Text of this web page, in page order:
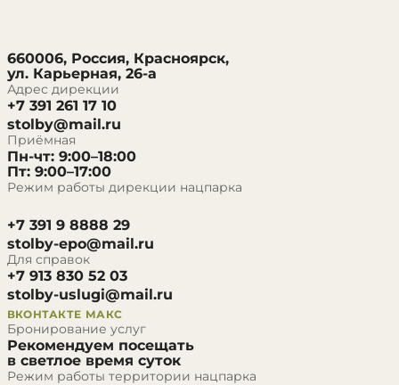
660006, Россия, Красноярск,
ул. Карьерная, 26-а
Адрес дирекции
+7 391 261 17 10
stolby@mail.ru
Приёмная
Пн-чт: 9:00–18:00
Пт: 9:00–17:00
Режим работы дирекции нацпарка
+7 391 9 8888 29
stolby-epo@mail.ru
Для справок
+7 913 830 52 03
stolby-uslugi@mail.ru
ВКОНТАКТЕ МАКС
Бронирование услуг
Рекомендуем посещать
в светлое время суток
Режим работы территории нацпарка